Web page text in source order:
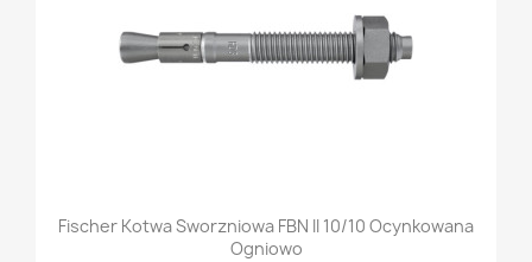
Fischer Kotwa Sworzniowa FBN II 10/10 Ocynkowana
Ogniowo